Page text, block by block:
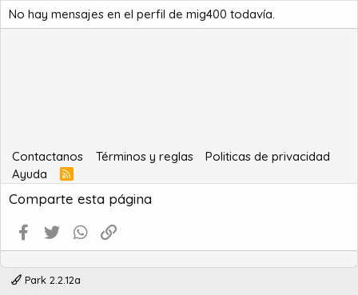
No hay mensajes en el perfil de mig400 todavía.
Contactanos Términos y reglas
Politicas de privacidad
Ayuda
R
S
S
Comparte esta página
Facebook
Twitter WhatsApp
Park 2.2.12a